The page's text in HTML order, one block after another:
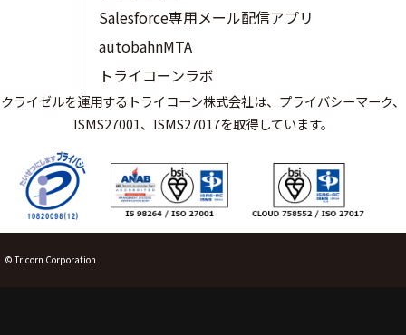
Salesforce専用メール配信アプリ
autobahnMTA
トライコーンラボ
クライゼルを運用するトライコーン株式会社は、プライバシーマーク、
ISMS27001、ISMS27017を取得しています。
© Tricorn Corporation